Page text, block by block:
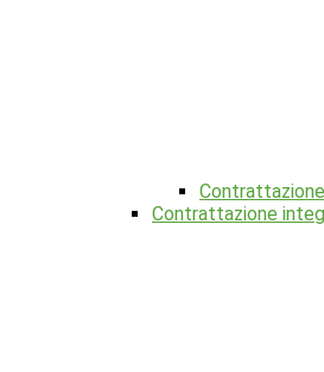
Contrattazione